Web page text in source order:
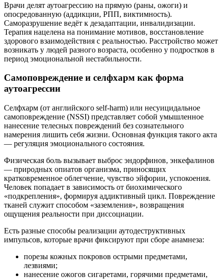
Врачи делят аутоагрессию на прямую (раны, ожоги) и
опосредованную (аддикции, РПП, виктимность).
Саморазрушение ведёт к дезадаптации, инвалидизации.
Терапия нацелена на понимание мотивов, восстановление
здорового взаимодействия с реальностью. Расстройство может
возникать у людей разного возраста, особенно у подростков в
период эмоциональной нестабильности.
Самоповреждение и селфхарм как форма
аутоагрессии
Селфхарм (от английского self-harm) или несуицидальное
самоповреждение (NSSI) представляет собой умышленное
нанесение телесных повреждений без сознательного
намерения лишить себя жизни. Основная функция такого акта
— регуляция эмоционального состояния.
Физическая боль вызывает выброс эндорфинов, энкефалинов
— природных опиатов организма, приносящих
кратковременное облегчение, чувство эйфории, успокоения.
Человек попадает в зависимость от биохимического
«подкрепления», формируя аддиктивный цикл. Повреждение
тканей служит способом «заземления», возвращения
ощущения реальности при диссоциации.
Есть разные способы реализации аутодеструктивных
импульсов, которые врачи фиксируют при сборе анамнеза:
порезы кожных покровов острыми предметами,
лезвиями;
нанесение ожогов сигаретами, горячими предметами,